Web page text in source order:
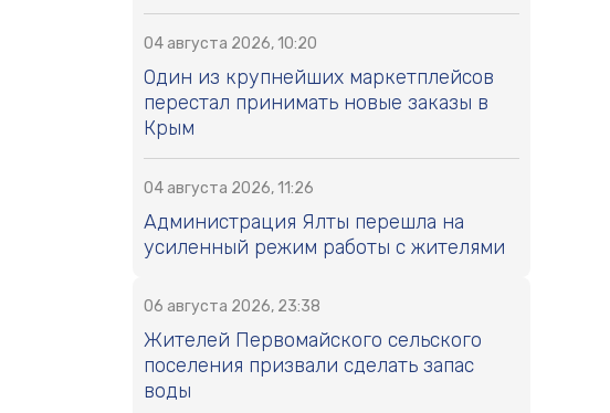
04 августа 2026, 10:20
Один из крупнейших маркетплейсов
перестал принимать новые заказы в
Крым
04 августа 2026, 11:26
Администрация Ялты перешла на
усиленный режим работы с жителями
06 августа 2026, 23:38
Жителей Первомайского сельского
поселения призвали сделать запас
воды